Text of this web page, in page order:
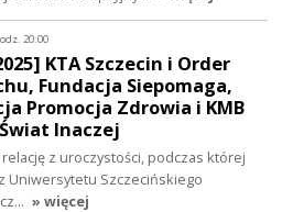
20:00
KTA Szczecin i Order
Fundacja Siepomaga,
Promocja Zdrowia i KMB
Inaczej
z uroczystości, podczas której
Uniwersytetu Szczecińskiego
» więcej